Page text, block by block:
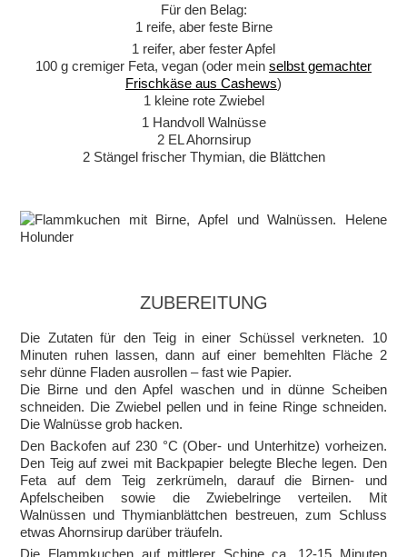
Für den Belag:
1 reife, aber feste Birne
1 reifer, aber fester Apfel
100 g cremiger Feta, vegan (oder mein selbst gemachter
Frischkäse aus Cashews)
1 kleine rote Zwiebel
1 Handvoll Walnüsse
2 EL Ahornsirup
2 Stängel frischer Thymian, die Blättchen
ZUBEREITUNG
Die Zutaten für den Teig in einer Schüssel verkneten. 10
Minuten ruhen lassen, dann auf einer bemehlten Fläche 2
sehr dünne Fladen ausrollen – fast wie Papier.
Die Birne und den Apfel waschen und in dünne Scheiben
schneiden. Die Zwiebel pellen und in feine Ringe schneiden.
Die Walnüsse grob hacken.
Den Backofen auf 230 °C (Ober- und Unterhitze) vorheizen.
Den Teig auf zwei mit Backpapier belegte Bleche legen. Den
Feta auf dem Teig zerkrümeln, darauf die Birnen- und
Apfelscheiben sowie die Zwiebelringe verteilen. Mit
Walnüssen und Thymianblättchen bestreuen, zum Schluss
etwas Ahornsirup darüber träufeln.